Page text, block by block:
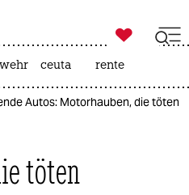
ich

taz zahl ich
ceuta rente
Autos: Motorhauben, die töten
töten